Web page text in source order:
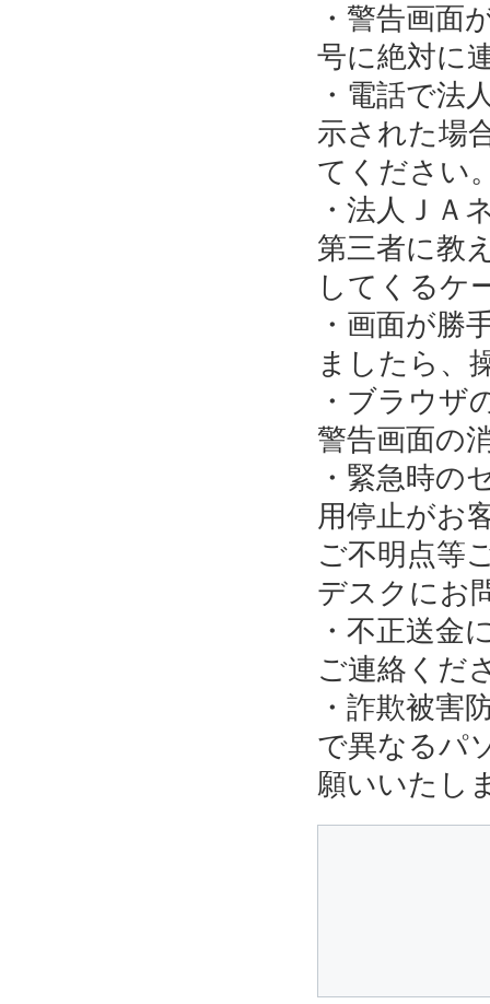
・警告画面
号に絶対に
・電話で法
示された場
てください
・法人ＪＡ
第三者に教
してくるケ
・画面が勝
ましたら、
・ブラウザ
警告画面の
・緊急時の
用停止がお
ご不明点等
デスクにお
・不正送金
ご連絡くだ
・詐欺被害
で異なるパ
願いいたし